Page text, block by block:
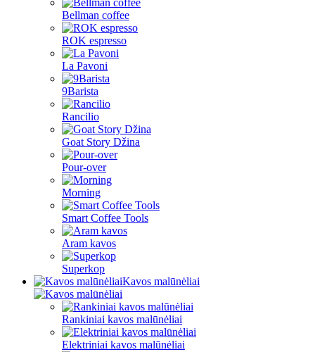
Bellman coffee
ROK espresso
La Pavoni
9Barista
Rancilio
Goat Story Džina
Pour-over
Morning
Smart Coffee Tools
Aram kavos
Superkop
Kavos malūnėliai
Rankiniai kavos malūnėliai
Elektriniai kavos malūnėliai